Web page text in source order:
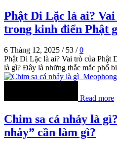
Phật Di Lặc là ai?
trong kinh điển Phật
6 Tháng 12, 2025 / 53 / 0
Phật Di Lặc là ai? Vai trò của Phật
là gì? Đây là những thắc mắc phổ
Read more
Chim sa cá nhảy là
nhảy” cần làm gì?